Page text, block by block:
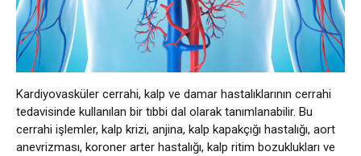
Français Fransızca)
Deutsch
Italiano(İtalyanca)
فارسی(Farsça)
Kardiyovasküler cerrahi, kalp ve damar hastalıklarının cerrahi
tedavisinde kullanılan bir tıbbi dal olarak tanımlanabilir. Bu
cerrahi işlemler, kalp krizi, anjina, kalp kapakçığı hastalığı, aort
anevrizması, koroner arter hastalığı, kalp ritim bozuklukları ve